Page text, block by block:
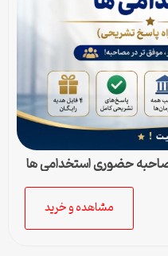
حضوری استخدامی ها
مشاهده و خرید